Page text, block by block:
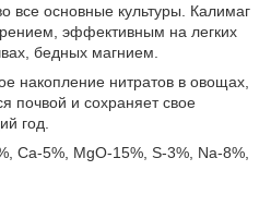
все основные культуры. Калимаг
эффективным на легких
бедных магнием.
накопление нитратов в овощах,
почвой и сохраняет свое
год.
Ca-5%, MgO-15%, S-3%, Na-8%,